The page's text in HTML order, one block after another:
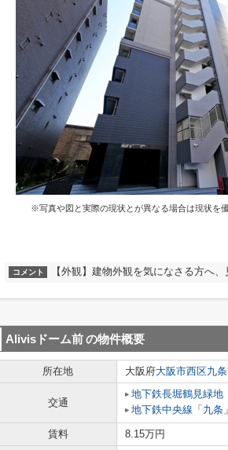
※写真や図と実際の現状とが異なる場合は現状を
コメント 【外観】建物外観を気になさる方へ
Alivisドーム前の物件概要
所在地 大阪府大阪市西区九
交通
地下鉄長堀鶴見緑地
地下鉄中央線 「 九条
賃料 8.15万円